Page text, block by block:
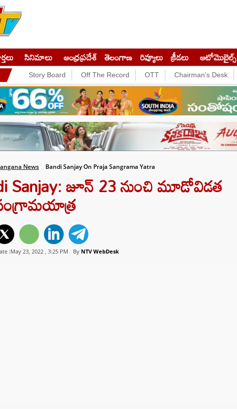
సినిమాలు ఆంధ్రప్రదేశ్ తెలంగాణ రివ్యూలు క్రీడలు ఆటోమొబైల్స్
Story Board Off The Record OTT Chairman's Desk
News Bandi Sanjay On Praja Sangrama Yatra
Sanjay: జూన్ 23 నుంచి మూడోవిడత
:May 23, 2022 , 3:25 PM By NTV WebDesk